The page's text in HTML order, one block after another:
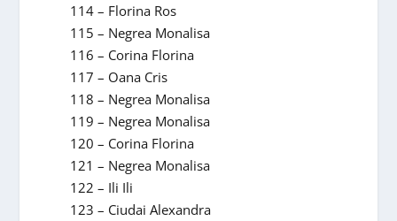
114 – Florina Ros
115 – Negrea Monalisa
116 – Corina Florina
117 – Oana Cris
118 – Negrea Monalisa
119 – Negrea Monalisa
120 – Corina Florina
121 – Negrea Monalisa
122 – Ili Ili
123 – Ciudai Alexandra